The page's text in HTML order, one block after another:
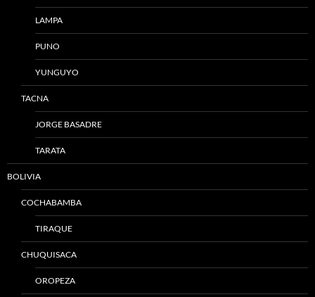
LAMPA
PUNO
YUNGUYO
TACNA
JORGE BASADRE
TARATA
BOLIVIA
COCHABAMBA
TIRAQUE
CHUQUISACA
OROPEZA